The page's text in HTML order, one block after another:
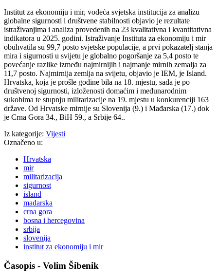
Institut za ekonomiju i mir, vodeća svjetska institucija za analizu
globalne sigurnosti i društvene stabilnosti objavio je rezultate
istraživanjima i analiza provedenih na 23 kvalitativna i kvantitativna
indikatora u 2025. godini. Istraživanje Instituta za ekonomiju i mir
obuhvatila su 99,7 posto svjetske populacije, a prvi pokazatelj stanja
mira i sigurnosti u svijetu je globalno pogoršanje za 5,4 posto te
povećanje razlike između najmirnijih i najmanje mirnih zemalja za
11,7 posto. Najmirnija zemlja na svijetu, objavio je IEM, je Island.
Hrvatska, koja je prošle godine bila na 18. mjestu, sada je po
društvenoj sigurnosti, izloženosti domaćim i međunarodnim
sukobima te stupnju militarizacije na 19. mjestu u konkurenciji 163
države. Od Hrvatske mirnije su Slovenija (9.) i Mađarska (17.) dok
je Crna Gora 34., BiH 59., a Srbije 64..
Iz kategorije: Vijesti
Označeno u:
Hrvatska
mir
militarizacija
sigurnost
island
madarska
crna gora
bosna i hercegovina
srbija
slovenija
institut za ekonomiju i mir
Časopis - Volim Šibenik